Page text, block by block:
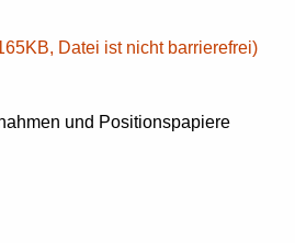
Datei ist nicht barrierefrei)
und Positionspapiere